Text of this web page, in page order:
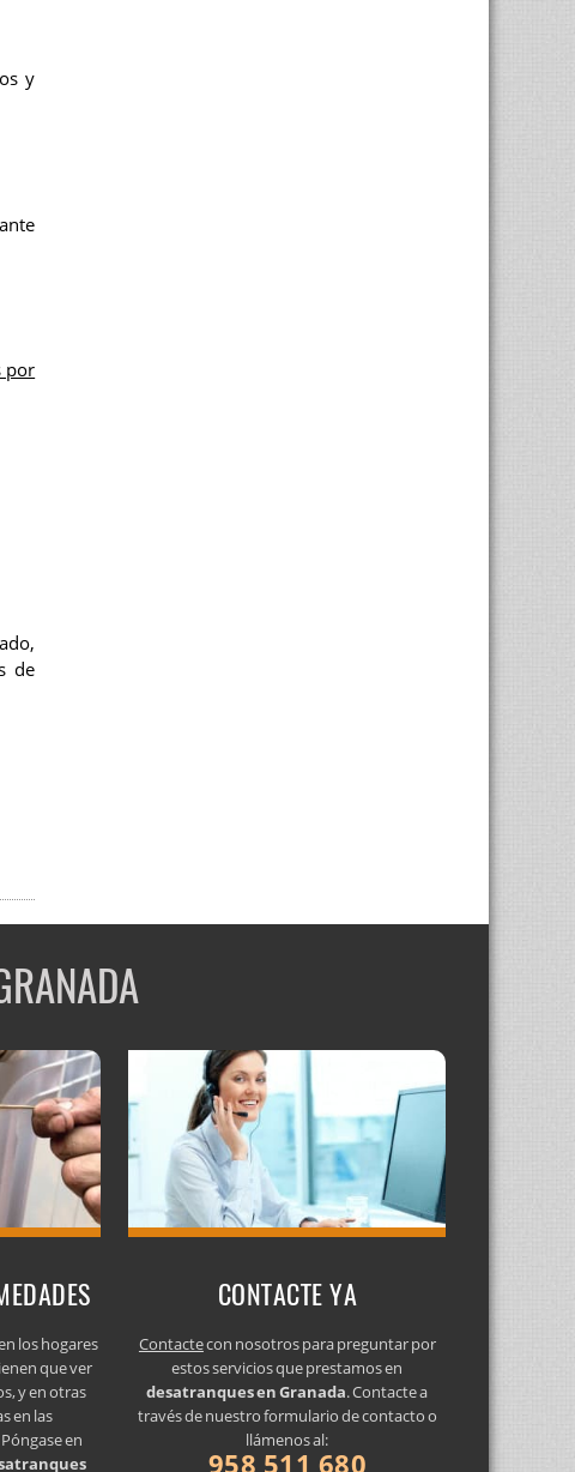
y
por
de
los hogares
que ver
y en otras
en las
en
CONTACTE YA
Contactecon nosotros para preguntar por
estos servicios que prestamos en
desatranques en Granada. Contacte a
través de nuestro formulario de contacto o
llámenos al:
958 511 680